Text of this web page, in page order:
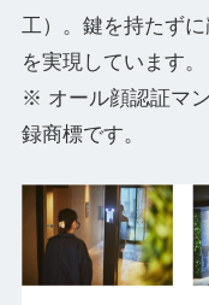
工）。鍵を持たず
を実現しています。
※ オール顔認証マ
録商標です。